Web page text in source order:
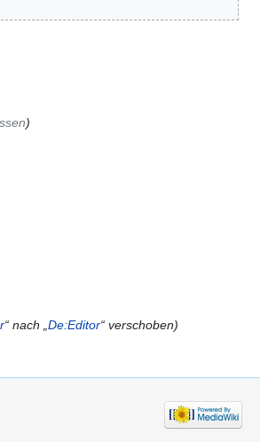
)
“ nach „ De:Editor“ verschoben)